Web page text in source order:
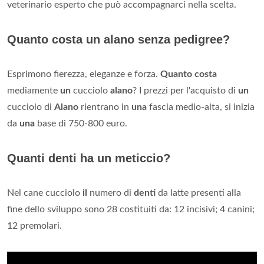
veterinario esperto che può accompagnarci nella scelta.
Quanto costa un alano senza pedigree?
Esprimono fierezza, eleganze e forza. Quanto costa
mediamente un cucciolo alano? I prezzi per l'acquisto di un
cucciolo di Alano rientrano in una fascia medio-alta, si inizia
da una base di 750-800 euro.
Quanti denti ha un meticcio?
Nel cane cucciolo il numero di denti da latte presenti alla
fine dello sviluppo sono 28 costituiti da: 12 incisivi; 4 canini;
12 premolari.